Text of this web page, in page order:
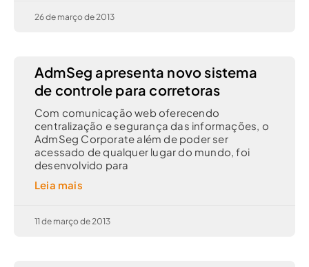
26 de março de 2013
AdmSeg apresenta novo sistema
de controle para corretoras
Com comunicação web oferecendo
centralização e segurança das informações, o
AdmSeg Corporate além de poder ser
acessado de qualquer lugar do mundo, foi
desenvolvido para
Leia mais
11 de março de 2013